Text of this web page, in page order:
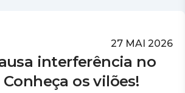
27 MAI 2026
interferência no
os vilões!